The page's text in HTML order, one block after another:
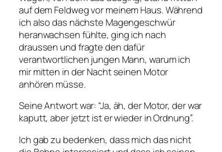
auf dem Feldweg vor meinem Haus. Während
ich also das nächste Magengeschwür
heranwachsen fühlte, ging ich nach
draussen und fragte den dafür
verantwortlichen jungen Mann, warum ich
mir mitten in der Nacht seinen Motor
anhören müsse.
Seine Antwort war: “Ja, äh, der Motor, der war
kaputt, aber jetzt ist er wieder in Ordnung”.
Ich gab zu bedenken, dass mich das nicht